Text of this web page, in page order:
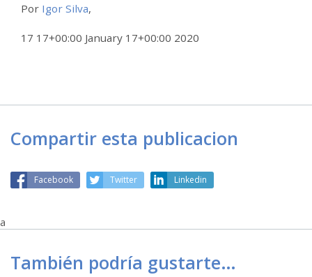
Por Igor Silva,
17 17+00:00 January 17+00:00 2020
Compartir esta publicacion
Facebook Twitter Linkedin
a
También podría gustarte…